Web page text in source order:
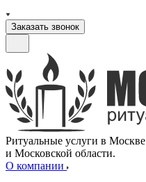
Заказать звонок
Ритуальные услуги в Москве
и Московской области.
О компании